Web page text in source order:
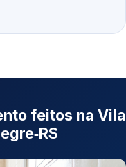
feitos na Vila